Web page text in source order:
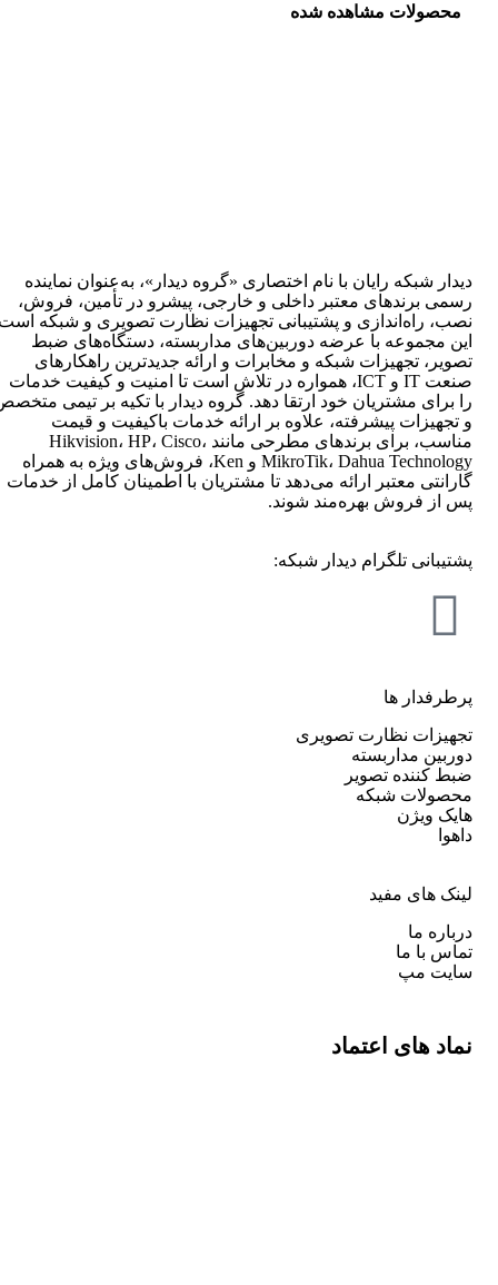
محصولات مشاهده شده
دیدار شبکه رایان با نام اختصاری «گروه دیدار»، به‌عنوان نماینده
رسمی برندهای معتبر داخلی و خارجی، پیشرو در تأمین، فروش،
نصب، راه‌اندازی و پشتیبانی تجهیزات نظارت تصویری و شبکه است.
این مجموعه با عرضه دوربین‌های مداربسته، دستگاه‌های ضبط
تصویر، تجهیزات شبکه و مخابرات و ارائه جدیدترین راهکارهای
صنعت IT و ICT، همواره در تلاش است تا امنیت و کیفیت خدمات
را برای مشتریان خود ارتقا دهد. گروه دیدار با تکیه بر تیمی متخصص
و تجهیزات پیشرفته، علاوه بر ارائه خدمات باکیفیت و قیمت
مناسب، برای برندهای مطرحی مانند Hikvision، HP، Cisco،
MikroTik، Dahua Technology و Ken، فروش‌های ویژه به همراه
گارانتی معتبر ارائه می‌دهد تا مشتریان با اطمینان کامل از خدمات
پس از فروش بهره‌مند شوند.
پشتیبانی تلگرام دیدار شبکه:
پرطرفدار ها
تجهیزات نظارت تصویری
دوربین مداربسته
ضبط کننده تصویر
محصولات شبکه
هایک ویژن
داهوا
لینک های مفید
درباره ما
تماس با ما
سایت مپ
نماد های اعتماد